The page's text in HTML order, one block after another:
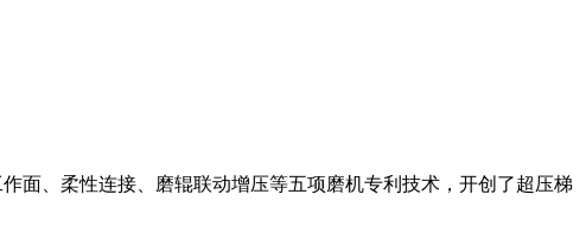
面、柔性连接、磨辊联动增压等五项磨机专利技术，开创了超压梯